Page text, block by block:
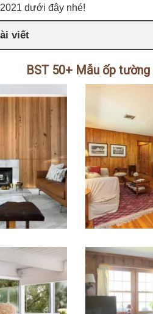
dưới đây nhé!
viết
BST 50+ Mẫu ốp